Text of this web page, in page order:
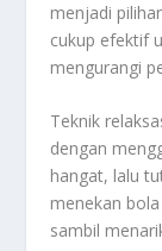
menjadi
cukup efektif
mengurangi
Teknik
dengan
hangat, lalu
menekan
sambil